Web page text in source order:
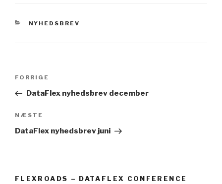
NYHEDSBREV
FORRIGE
DataFlex nyhedsbrev december
NÆSTE
DataFlex nyhedsbrev juni
FLEXROADS – DATAFLEX CONFERENCE